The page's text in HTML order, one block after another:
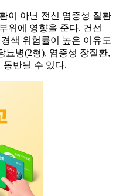
이 아닌 전신 염증성 질환
위에 영향을 준다. 건선
색 위험률이 높은 이유도
뇨병(2형), 염증성 장질환,
동반될 수 있다.